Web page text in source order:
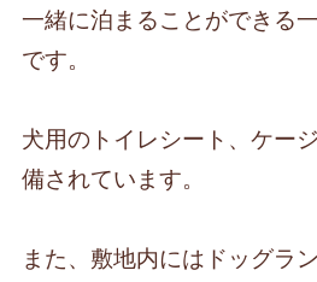
一緒に泊まることができる
です。
犬用のトイレシート、ケー
備されています。
また、敷地内にはドッグラ